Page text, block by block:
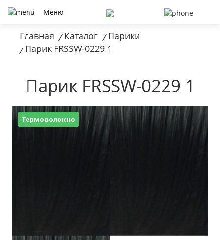
Меню
Главная / Каталог / Парики
/ Парик FRSSW-0229 1
Парик FRSSW-0229 1
Термоволокно